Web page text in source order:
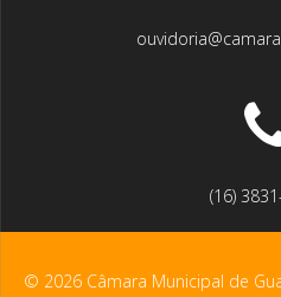
(16)
© 2026 Câmara Municipal de